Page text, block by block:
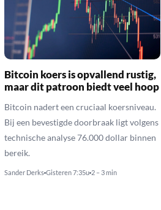
Bitcoin koers is opvallend rustig,
maar dit patroon biedt veel hoop
Bitcoin nadert een cruciaal koersniveau.
Bij een bevestigde doorbraak ligt volgens
technische analyse 76.000 dollar binnen
bereik.
Sander Derks Gisteren 7:35u 2 – 3 min